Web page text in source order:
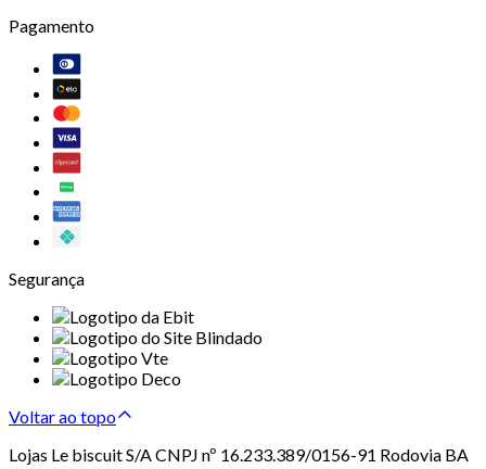
Pagamento
Segurança
Voltar ao topo
Lojas Le biscuit S/A CNPJ nº 16.233.389/0156-91 Rodovia BA